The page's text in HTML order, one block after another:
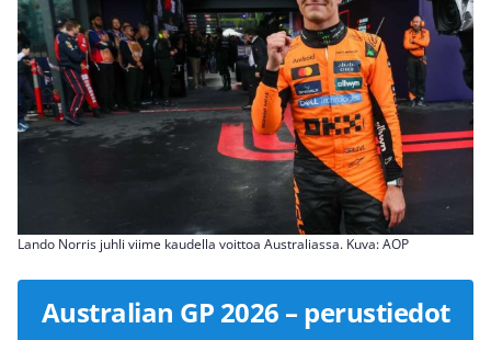
Lando Norris juhli viime kaudella voittoa Australiassa. Kuva: AOP
Australian GP 2026 – perustiedot